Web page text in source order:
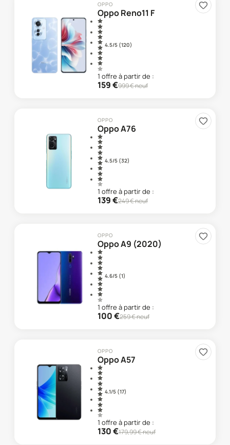
OPPO
Oppo Reno11 F
4.5/5 (120)
1 offre à partir de :
159€999€ neuf
OPPO
Oppo A76
4.5/5 (32)
1 offre à partir de :
139€249€ neuf
OPPO
Oppo A9 (2020)
4.6/5 (1)
1 offre à partir de :
100€259€ neuf
OPPO
Oppo A57
4.1/5 (17)
1 offre à partir de :
130€179,99€ neuf